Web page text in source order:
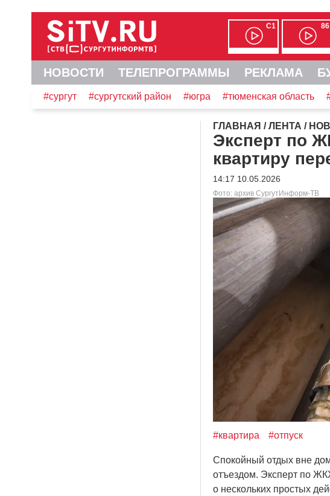
С1 86
НОВОСТИ ТЕЛЕПРОГРАММЫ РЕКЛАМА
#сургут #сургутский район #югра #тюменская область
ГЛАВНАЯ /ЛЕНТА /
Эксперт по
квартиру
14:17 10.05.2026
Фото: архив СургутИнформ-ТВ
#квартира #отпуск
Спокойный отдых вне
отъездом. Эксперт по
о нескольких простых